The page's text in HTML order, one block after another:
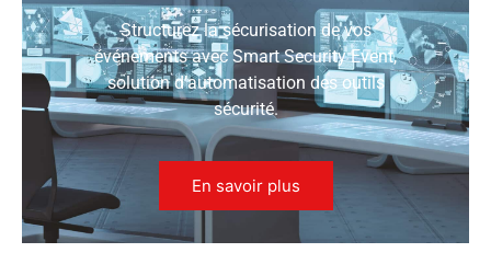
Structurez la sécurisation de vos
événements avec Smart Security Event,
solution d’automatisation des outils
sécurité.
En savoir plus